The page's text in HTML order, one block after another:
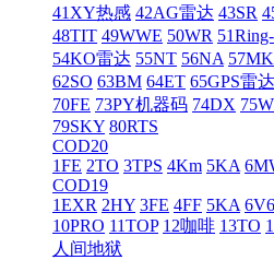
41XY热感 42AG雷达 43SR
48TIT 49WWE 50WR 51Ring-
54KO雷达 55NT 56NA 57MK
62SO 63BM 64ET 65GPS雷达
70FE 73PY机器码 74DX
79SKY 80RTS
COD20
1FE 2TO 3TPS 4Km 5KA
COD19
1EXR 2HY 3FE 4FF 5KA 6V6
10PRO 11TOP 12咖啡 13TO
人间地狱